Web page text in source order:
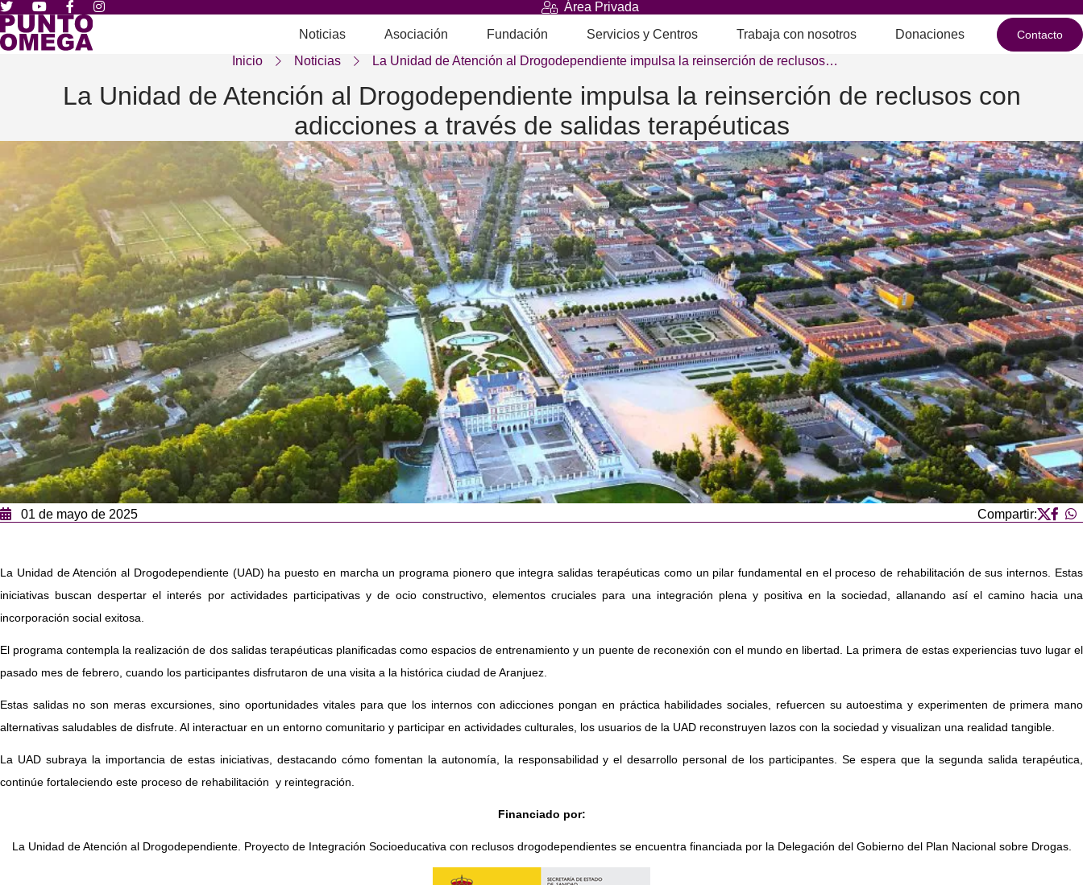
Área Privada
Noticias
Asociación Fundación Servicios y Centros Trabaja con nosotros Donaciones Contacto
Inicio Noticias La Unidad de Atención al Drogodependiente impulsa la reinserción de reclusos…
La Unidad de Atención al Drogodependiente impulsa la reinserción de reclusos con
adicciones a través de salidas terapéuticas
01 de mayo de 2025 Compartir:
La Unidad de Atención al Drogodependiente (UAD) ha puesto en marcha un programa pionero que integra salidas terapéuticas como un pilar fundamental en el proceso de rehabilitación de sus internos. Estas
iniciativas buscan despertar el interés por actividades participativas y de ocio constructivo, elementos cruciales para una integración plena y positiva en la sociedad, allanando así el camino hacia una
incorporación social exitosa.
El programa contempla la realización de dos salidas terapéuticas planificadas como espacios de entrenamiento y un puente de reconexión con el mundo en libertad. La primera de estas experiencias tuvo lugar el
pasado mes de febrero, cuando los participantes disfrutaron de una visita a la histórica ciudad de Aranjuez.
Estas salidas no son meras excursiones, sino oportunidades vitales para que los internos con adicciones pongan en práctica habilidades sociales, refuercen su autoestima y experimenten de primera mano
alternativas saludables de disfrute. Al interactuar en un entorno comunitario y participar en actividades culturales, los usuarios de la UAD reconstruyen lazos con la sociedad y visualizan una realidad tangible.
La UAD subraya la importancia de estas iniciativas, destacando cómo fomentan la autonomía, la responsabilidad y el desarrollo personal de los participantes. Se espera que la segunda salida terapéutica,
continúe fortaleciendo este proceso de rehabilitación y reintegración.
Financiado por:
La Unidad de Atención al Drogodependiente. Proyecto de Integración Socioeducativa con reclusos drogodependientes se encuentra financiada por la Delegación del Gobierno del Plan Nacional sobre Drogas.